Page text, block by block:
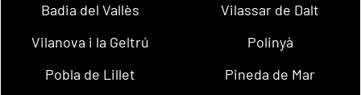
Badia del Vallès
Vilassar de Dalt
Vilanova i la Geltrú
Polinyà
Pobla de Lillet
Pineda de Mar